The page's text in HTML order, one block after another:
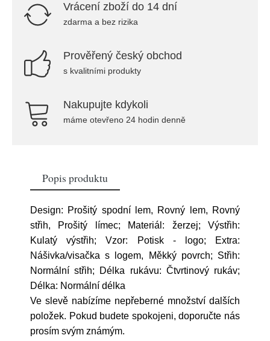
Vrácení zboží do 14 dní
zdarma a bez rizika
Prověřený český obchod
s kvalitními produkty
Nakupujte kdykoli
máme otevřeno 24 hodin denně
Popis produktu
Design: Prošitý spodní lem, Rovný lem, Rovný
střih, Prošitý límec; Materiál: žerzej; Výstřih:
Kulatý výstřih; Vzor: Potisk - logo; Extra:
Nášivka/visačka s logem, Měkký povrch; Střih:
Normální střih; Délka rukávu: Čtvrtinový rukáv;
Délka: Normální délka
Ve slevě nabízíme nepřeberné množství dalších
položek. Pokud budete spokojeni, doporučte nás
prosím svým známým.